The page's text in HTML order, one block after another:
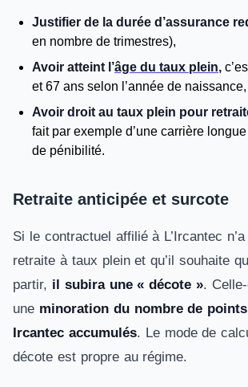
Justifier de la durée d’assurance
en nombre de trimestres),
Avoir atteint l’âge du taux plein,
et 67 ans selon l’année de naissance,
Avoir droit au taux plein pour
fait par exemple d’une carrière
de pénibilité.
Retraite anticipée et surcote
Si le contractuel affilié à L’Ircantec
retraite à taux plein et qu’il souhaite
partir, il subira une « décote ».
une minoration du nombre de
Ircantec accumulés. Le mode de
décote est propre au régime.